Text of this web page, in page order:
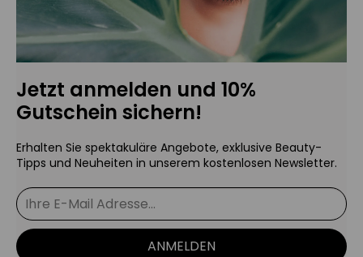
Jetzt anmelden und 10%
Gutschein sichern!
Erhalten Sie spektakuläre Angebote, exklusive Beauty-
Tipps und Neuheiten in unserem kostenlosen Newsletter.
ANMELDEN